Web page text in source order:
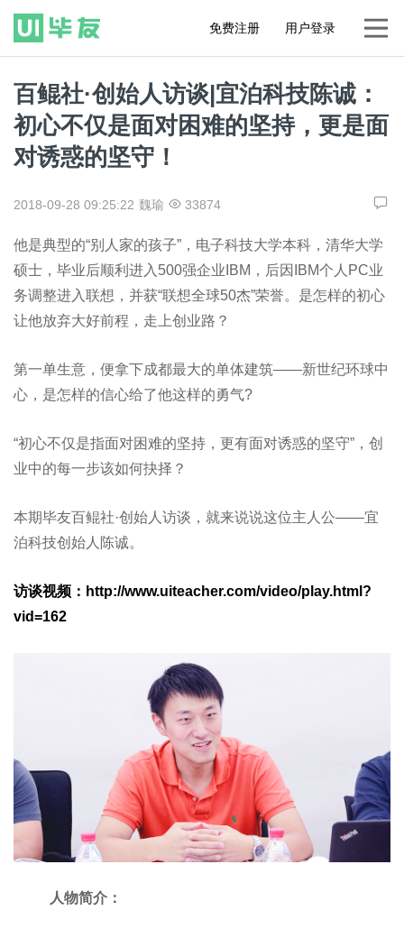
免费注册 用户登录
百鲲社·创始人访谈|宜泊科技陈诚：
初心不仅是面对困难的坚持，更是面
对诱惑的坚守！
2018-09-28 09:25:22 魏瑜 33874
他是典型的“别人家的孩子”，电子科技大学本科，清华大学
硕士，毕业后顺利进入500强企业IBM，后因IBM个人PC业
务调整进入联想，并获“联想全球50杰”荣誉。是怎样的初心
让他放弃大好前程，走上创业路？
第一单生意，便拿下成都最大的单体建筑——新世纪环球中
心，是怎样的信心给了他这样的勇气?
“初心不仅是指面对困难的坚持，更有面对诱惑的坚守”，创
业中的每一步该如何抉择？
本期毕友百鲲社·创始人访谈，就来说说这位主人公——宜
泊科技创始人陈诚。
访谈视频：http://www.uiteacher.com/video/play.html?
vid=162
人物简介：